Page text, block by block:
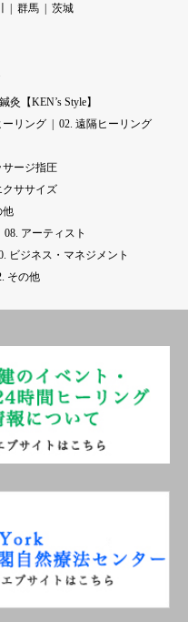
群馬 茨城
鍼灸【KEN’s Style】
ーリング
02. 遠隔ヒーリング
サージ指圧
クササイズ
他
08. アーティスト
ビジネス・マネジメント
その他